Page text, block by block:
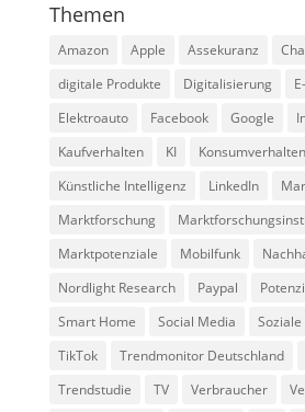
Themen
Amazon Apple Assekuranz
digitale Produkte
Digitalisierung
Elektroauto
Facebook Google
Kaufverhalten
KI
Konsumverhalten
Künstliche Intelligenz
LinkedIn
Marktforschung
Marktpotenziale
Mobilfunk
Nordlight Research
Paypal
Smart Home
Social Media
TikTok
Trendmonitor Deutschland
Trendstudie
TV Verbraucher